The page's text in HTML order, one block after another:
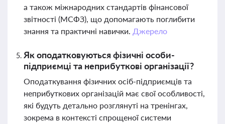
а також міжнародних стандартів фінансової
звітності (МСФЗ), що допомагають поглибити
знання та практичні навички. Джерело
Як оподатковуються фізичні особи-
підприємці та неприбуткові організації?
Оподаткування фізичних осіб-підприємців та
неприбуткових організацій має свої особливості,
які будуть детально розглянуті на тренінгах,
зокрема в контексті спрощеної системи